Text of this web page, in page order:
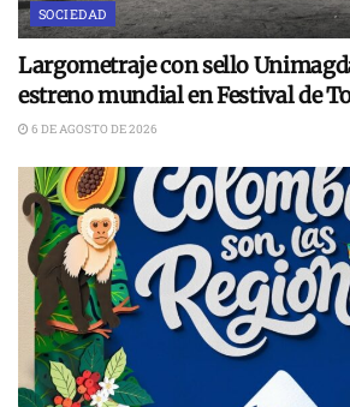
SOCIEDAD
Largometraje con sello
estreno mundial en Festival de
6 DE AGOSTO DE 2026